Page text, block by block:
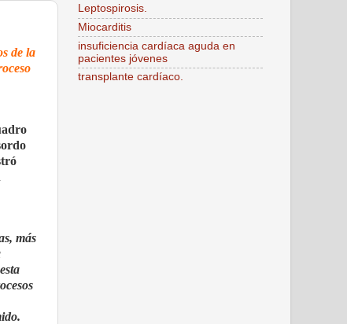
de la
más
Leptospirosis.
Miocarditis
insuficiencia cardíaca aguda en
pacientes jóvenes
transplante cardíaco.